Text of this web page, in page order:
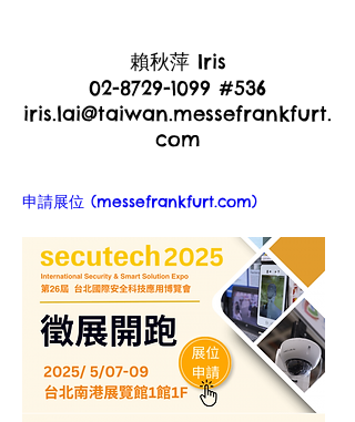
賴秋萍 Iris
02-8729-1099 #536
iris.lai@taiwan.messefrankfurt.
com
申請展位 (messefrankfurt.com)